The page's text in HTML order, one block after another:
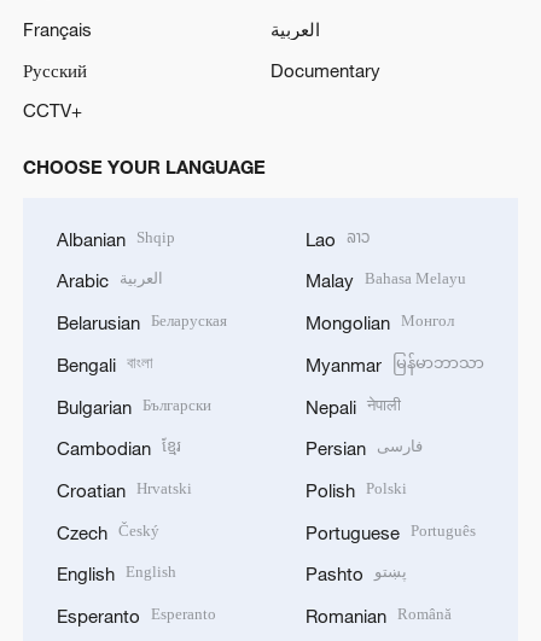
Français
العربية
Русский
Documentary
CCTV+
CHOOSE YOUR LANGUAGE
Albanian Shqip
Arabic العربية
Belarusian Беларуская
Bengali বাংলা
Bulgarian Български
Cambodian ខ្មែរ
Croatian Hrvatski
Czech Český
English English
Esperanto Esperanto
Lao ລາວ
Malay Bahasa Melayu
Mongolian Монгол
Myanmar မြန်မာဘာသာ
Nepali नेपाली
Persian فارسی
Polish Polski
Portuguese Português
Pashto پښتو
Romanian Română